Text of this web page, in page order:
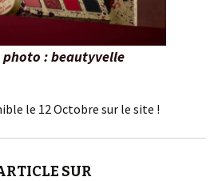
photo : beautyvelle
le 12 Octobre sur le site !
SUR